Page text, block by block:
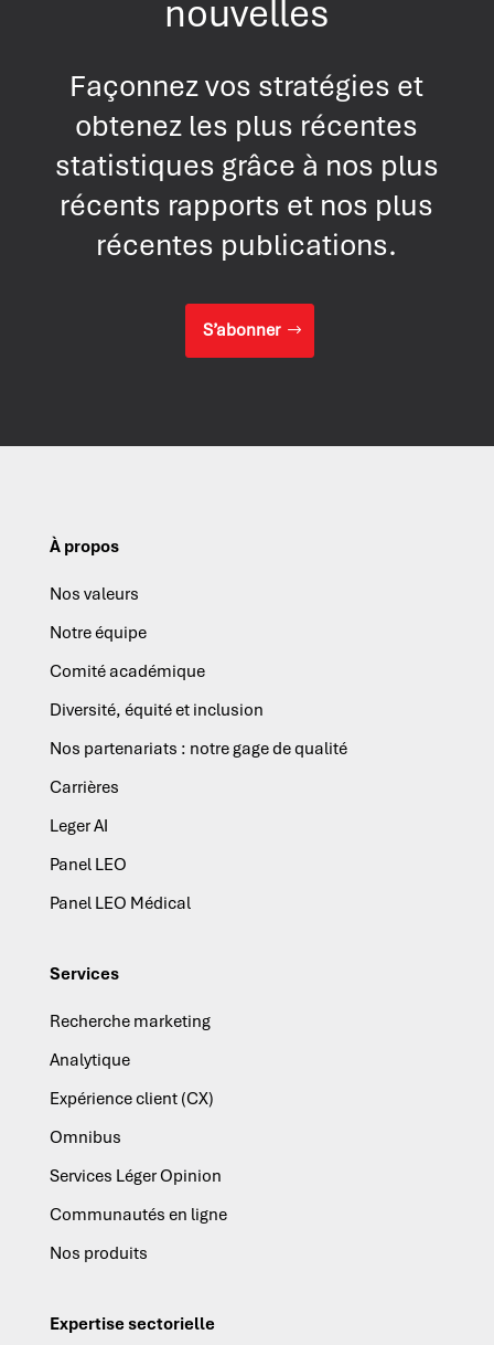
nouvelles
Façonnez vos stratégies et
obtenez les plus récentes
statistiques grâce à nos plus
récents rapports et nos plus
récentes publications.
S’abonner
À propos
Nos valeurs
Notre équipe
Comité académique
Diversité, équité et inclusion
Nos partenariats : notre gage de qualité
Carrières
Leger AI
Panel LEO
Panel LEO Médical
Services
Recherche marketing
Analytique
Expérience client (CX)
Omnibus
Services Léger Opinion
Communautés en ligne
Nos produits
Expertise sectorielle